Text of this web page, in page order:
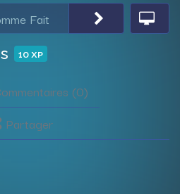
10XP
Fait
(0)
Partager